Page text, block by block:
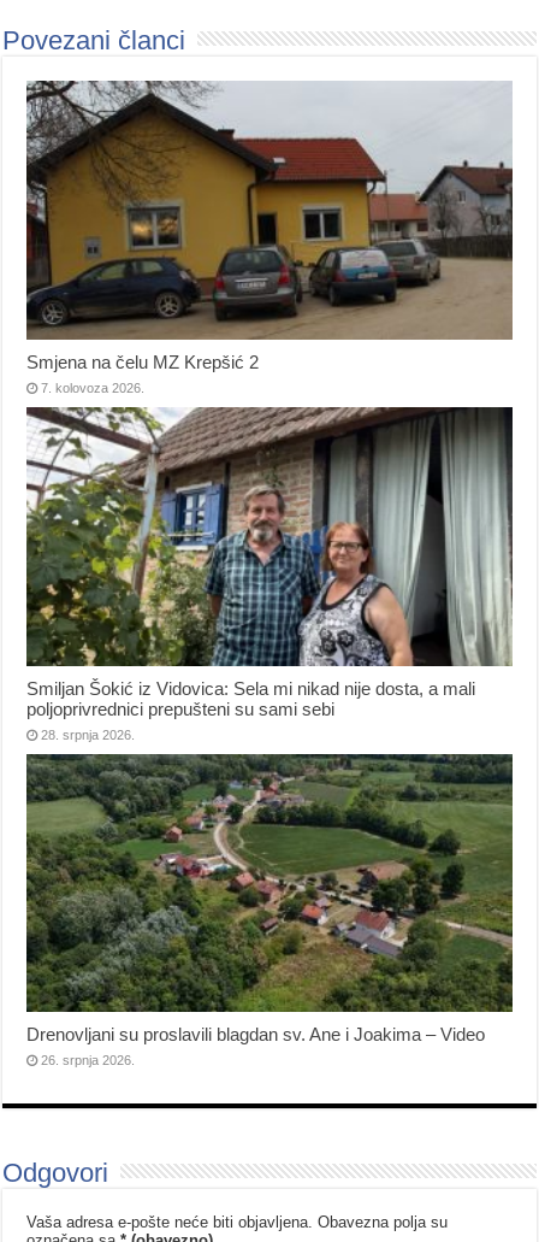
Povezani članci
Smjena na čelu MZ Krepšić 2
7. kolovoza 2026.
Smiljan Šokić iz Vidovica: Sela mi nikad nije dosta, a mali
poljoprivrednici prepušteni su sami sebi
28. srpnja 2026.
Drenovljani su proslavili blagdan sv. Ane i Joakima – Video
26. srpnja 2026.
Odgovori
Vaša adresa e-pošte neće biti objavljena. Obavezna polja su